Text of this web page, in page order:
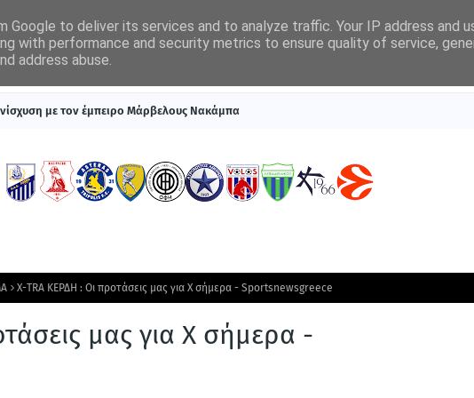
ΠΡΩΤΟΣΕΛΙΔΑ
με τον έμπειρο Μάρβελους Νακάμπα
Χ-ΤRA ΚΕΡΔΗ : Οι προτάσεις μας για Χ σήμερα - Sportsnewsgreece
μας για Χ σήμερα -
Google to deliver its services and to analyze traffic. Your IP address and
with performance and security metrics to ensure quality of service,
address abuse.